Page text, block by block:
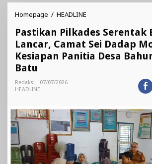
Homepage / HEADLINE
Serentak
Berjalan
Lancar,
Camat
Desa
Bahung
Sibatu
Batu
Pastikan Pilkades Serentak
Lancar, Camat Sei Dadap
Kesiapan Panitia Desa
Batu
Redaksi
07/07/2026
HEADLINE